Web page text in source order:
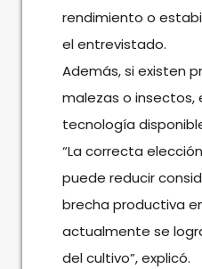
rendimiento o
el entrevistado.
Además, si existen
malezas o insectos,
tecnología
“La correcta
puede reducir
brecha productiva
actualmente se
del cultivo”, explicó.